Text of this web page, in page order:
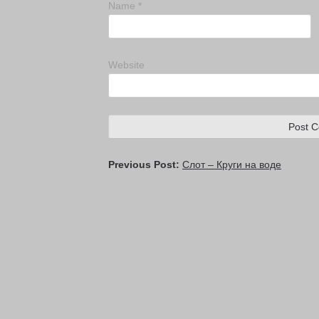
Name *
Website
Previous Post: Слот – Круги на воде